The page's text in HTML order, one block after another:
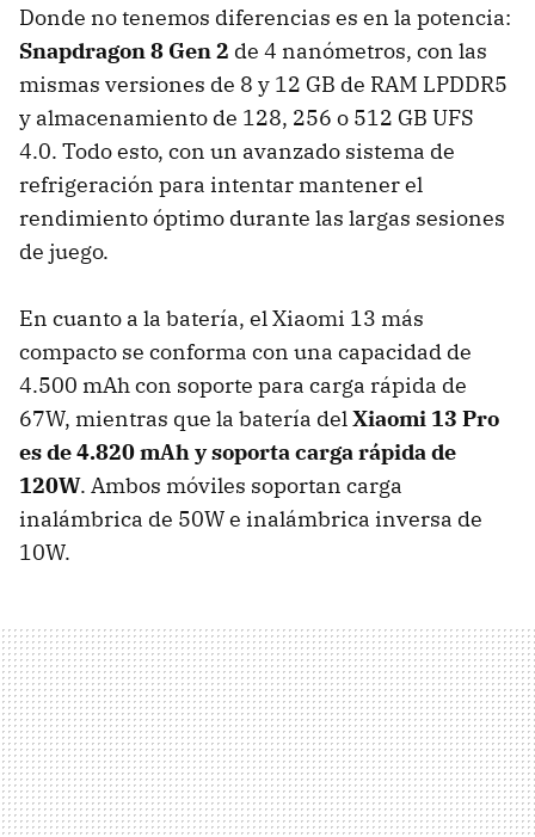
Donde no tenemos diferencias es en la potencia:
Snapdragon 8 Gen 2 de 4 nanómetros, con las
mismas versiones de 8 y 12 GB de RAM LPDDR5
y almacenamiento de 128, 256 o 512 GB UFS
4.0. Todo esto, con un avanzado sistema de
refrigeración para intentar mantener el
rendimiento óptimo durante las largas sesiones
de juego.
En cuanto a la batería, el Xiaomi 13 más
compacto se conforma con una capacidad de
4.500 mAh con soporte para carga rápida de
67W, mientras que la batería delXiaomi 13 Pro
es de 4.820 mAh y soporta carga rápida de
120W. Ambos móviles soportan carga
inalámbrica de 50W e inalámbrica inversa de
10W.